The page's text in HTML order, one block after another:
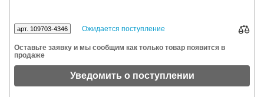
арт. 109703-4346 Ожидается поступление
Оставьте заявку и мы сообщим как только товар появится в
продаже
Уведомить о поступлении